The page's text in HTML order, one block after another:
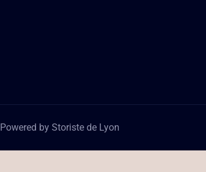
Powered by Storiste de Lyon